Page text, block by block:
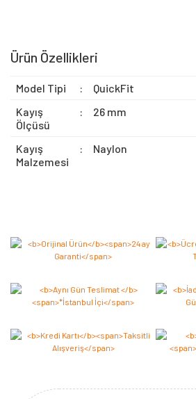
Ürün Özellikleri
Model Tipi :
QuickFit
Kayış
Ölçüsü
: 26 mm
Kayış
Malzemesi
: Naylon